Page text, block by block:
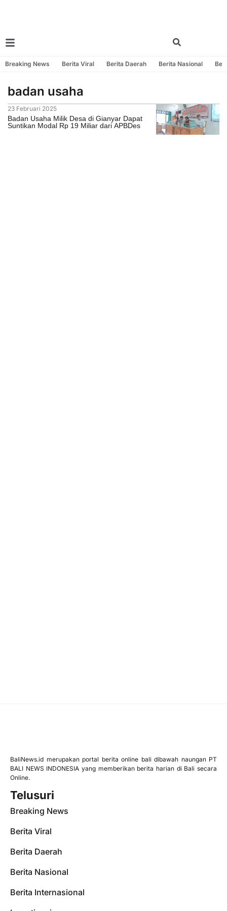
Breaking News Berita Viral Berita Daerah Berita Nasional
badan usaha
23 Februari 2025
Badan Usaha Milik Desa di Gianyar Dapat
Suntikan Modal Rp 19 Miliar dari APBDes
BaliNews.id merupakan portal berita online bali dibawah naungan PT
BALI NEWS INDONESIA yang memberikan berita harian di Bali secara
Online.
Telusuri
Breaking News
Berita Viral
Berita Daerah
Berita Nasional
Berita Internasional